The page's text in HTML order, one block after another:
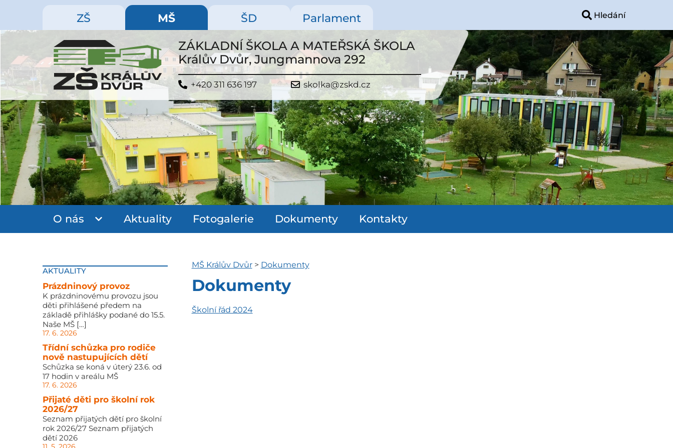
ZŠ MŠ ŠD Parlament
ZÁKLADNÍ ŠKOLA A MATEŘSKÁ ŠKOLA
Králův Dvůr, Jungmannova 292
+420 311 636 197 skolka@zskd.cz
O nás Aktuality Fotogalerie Dokumenty Kontakty
AKTUALITY
Prázdninový provoz
K prázdninovému provozu jsou
děti přihlášené předem na
základě přihlášky podané do 15.5.
Naše MŠ […]
17. 6. 2026
Třídní schůzka pro rodiče
nově nastupujících dětí
Schůzka se koná v úterý 23.6. od
17 hodin v areálu MŠ
17. 6. 2026
Přijaté děti pro školní rok
2026/27
Seznam přijatých dětí pro školní
rok 2026/27 Seznam přijatých
dětí 2026
MŠ Králův Dvůr> Dokumenty
Dokumenty
Školní řád 2024